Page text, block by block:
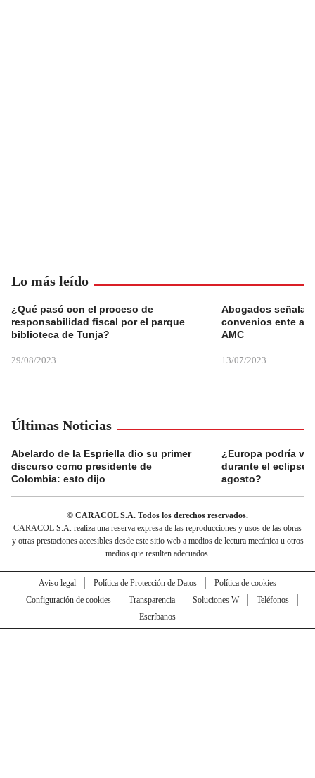
Lo más leído
¿Qué pasó con el proceso de
responsabilidad fiscal por el parque
biblioteca de Tunja?
29/08/2023
Abogados
convenios ente
AMC
13/07/2023
Últimas Noticias
Abelardo de la Espriella dio su primer
discurso como presidente de
Colombia: esto dijo
¿Europa podría
durante el eclipse
agosto?
© CARACOL S.A. Todos los derechos reservados.
CARACOL S.A. realiza una reserva expresa de las reproducciones y usos de las obras
y otras prestaciones accesibles desde este sitio web a medios de lectura mecánica u otros
medios que resulten adecuados.
Aviso legal Política de Protección de Datos
Política de cookies
Configuración de cookies
Transparencia Soluciones W
Teléfonos
Escríbanos